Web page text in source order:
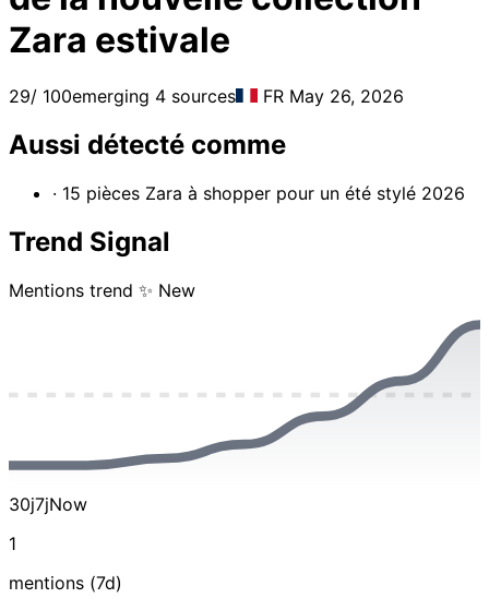
Zara estivale
29/ 100emerging 4 sources FR May 26, 2026
Aussi détecté comme
· 15 pièces Zara à shopper pour un été stylé 2026
Trend Signal
Mentions trend ✨ New
30j7jNow
1
mentions (7d)